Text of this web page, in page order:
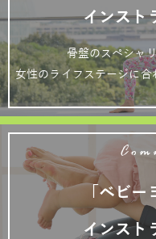
インスト
骨盤のスペシャ
女性のライフステージに
「ベビ
インスト